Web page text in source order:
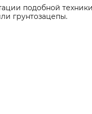
подобной
грунтозацепы.